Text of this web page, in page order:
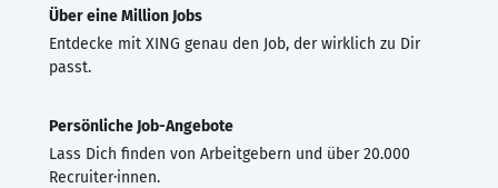
Über eine Million Jobs
Entdecke mit XING genau den Job, der wirklich zu Dir
passt.
Persönliche Job-Angebote
Lass Dich finden von Arbeitgebern und über 20.000
Recruiter·innen.